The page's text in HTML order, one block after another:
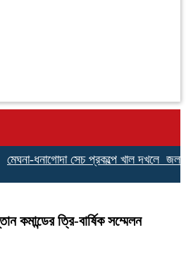
মেঘনা-ধনাগোদা সেচ প্রকল্পে খাল দখলে
কমান্ডের ত্রি-বার্ষিক সম্মেলন